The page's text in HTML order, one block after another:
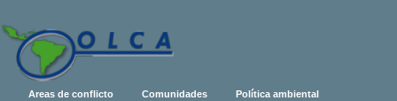
Areas de conflicto Comunidades Política ambiental